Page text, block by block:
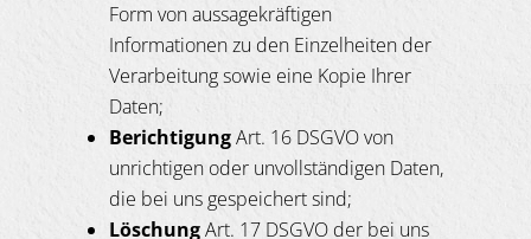
Form von aussagekräftigen
Informationen zu den Einzelheiten der
Verarbeitung sowie eine Kopie Ihrer
Daten;
BerichtigungArt. 16 DSGVO von
unrichtigen oder unvollständigen Daten,
die bei uns gespeichert sind;
LöschungArt. 17 DSGVO der bei uns